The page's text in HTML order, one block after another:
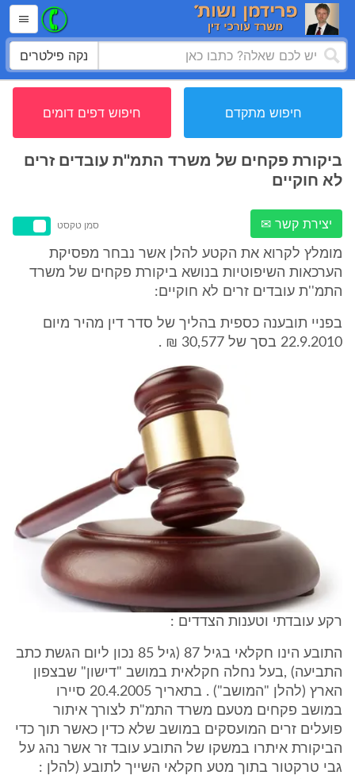
נקה פילטרים
חיפוש מתקדם חיפוש דפים דומים
ביקורת פקחים של משרד התמ''ת עובדים זרים
לא חוקיים
יצירת קשר ✉ סמן טקסט
מומלץ לקרוא את הקטע להלן אשר נבחר מפסיקת
הערכאות השיפוטיות בנושא ביקורת פקחים של משרד
התמ''ת עובדים זרים לא חוקיים:
בפניי תובענה כספית בהליך של סדר דין מהיר מיום
22.9.2010 בסך של 30,577 ₪ .
רקע עובדתי וטענות הצדדים :
התובע הינו חקלאי בגיל 87 (גיל 85 נכון ליום הגשת כתב
התביעה) ,בעל נחלה חקלאית במושב "דישון" שבצפון
הארץ (להלן "המושב") . בתאריך 20.4.2005 סיירו
במושב פקחים מטעם משרד התמ"ת לצורך איתור
פועלים זרים המועסקים במושב שלא כדין כאשר תוך כדי
הביקורת איתרו במשקו של התובע עובד זר אשר נהג על
גבי טרקטור בתוך מטע חקלאי השייך לתובע (להלן :